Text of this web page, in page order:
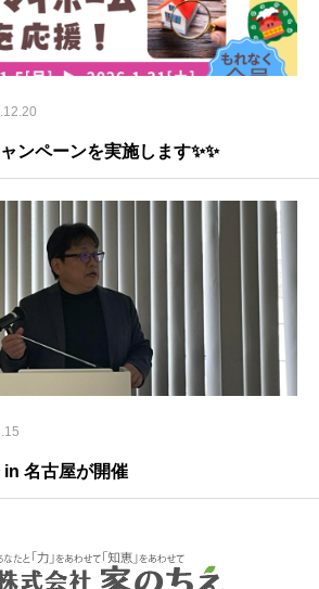
ンペーンを実施します✨✨
名古屋が開催